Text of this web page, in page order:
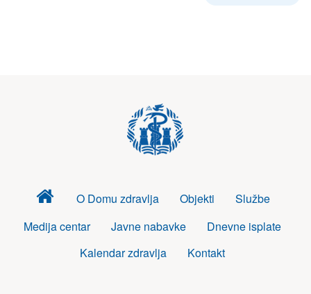
Dom
zdravlja
O Domu zdravlja Objekti
Službe
Medija centar
Javne nabavke
Dnevne isplate
Kalendar zdravlja
Kontakt